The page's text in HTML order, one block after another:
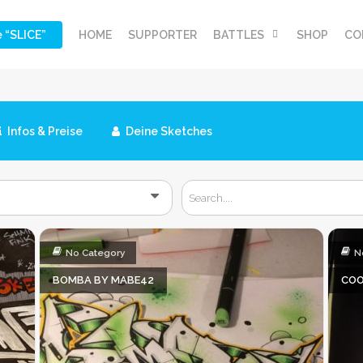
HOME SUPPORTER BATTLES SHOP
Infos & Preise Deine Sketches
BOMBA BY MABE42
No Category